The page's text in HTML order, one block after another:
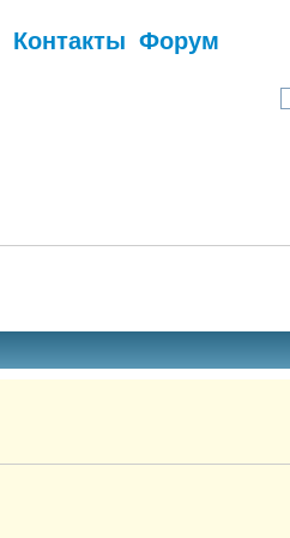
Контакты Форум